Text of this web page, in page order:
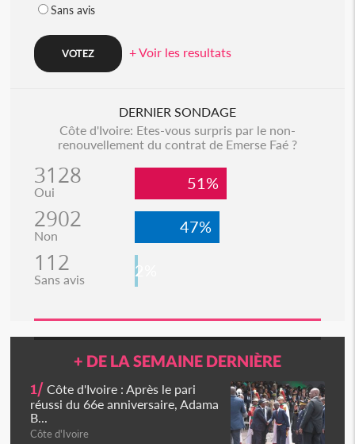
Sans avis
+ Voir les resultats
DERNIER SONDAGE
Côte d'Ivoire: Etes-vous surpris par le non-
renouvellement du contrat de Emerse Faé ?
3128
Oui 51%
2902
Non 47%
112
Sans avis 2%
+ DE LA SEMAINE DERNIÈRE
1/ Côte d'Ivoire : Après le pari
réussi du 66e anniversaire, Adama
B...
Côte d'Ivoire